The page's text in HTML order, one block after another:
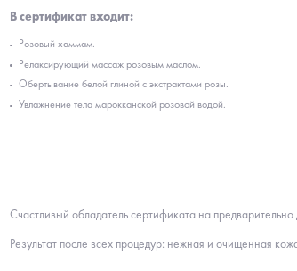
В сертификат входит:
Розовый хаммам.
Релаксирующий массаж розовым маслом.
Обертывание белой глиной с экстрактами розы.
Увлажнение тела марокканской розовой водой.
Счастливый обладатель сертификата на
Результат после всех процедур: нежная и очищенная